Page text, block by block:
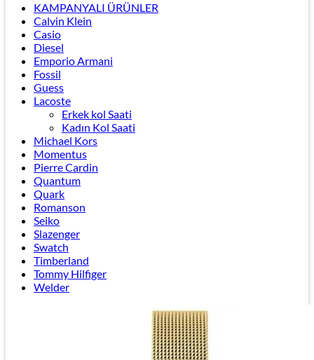
KAMPANYALI ÜRÜNLER
Calvin Klein
Casio
Diesel
Emporio Armani
Fossil
Guess
Lacoste
Erkek kol Saati
Kadın Kol Saati
Michael Kors
Momentus
Pierre Cardin
Quantum
Quark
Romanson
Seiko
Slazenger
Swatch
Timberland
Tommy Hilfiger
Welder